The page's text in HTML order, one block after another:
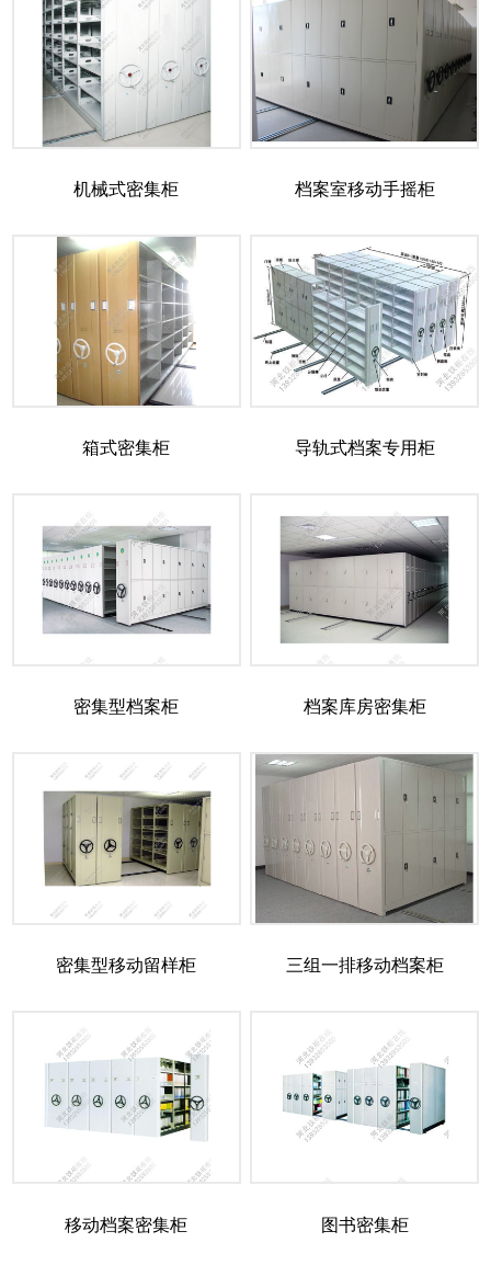
机械式密集柜 档案室移动手摇柜
箱式密集柜 导轨式档案专用柜
密集型档案柜 档案库房密集柜
密集型移动留样柜 三组一排移动档案柜
移动档案密集柜 图书密集柜